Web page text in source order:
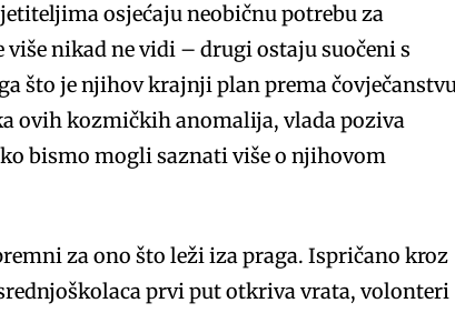
osjećaju neobičnu potrebu za
nikad ne vidi – drugi ostaju suočeni s
što je njihov krajnji plan prema
ovih kozmičkih anomalija, vlada poziva
bismo mogli saznati više o njihovom
za ono što leži iza praga. Ispričano kroz
prvi put otkriva vrata, volonteri